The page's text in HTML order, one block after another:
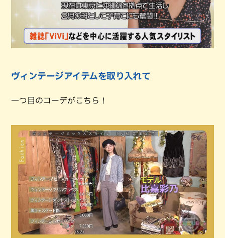
ヴィンテージアイテムを取り入れて
一つ目のコーデがこちら！